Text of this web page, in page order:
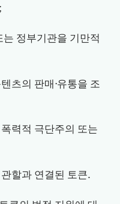
정부기관을 기만적
츠의 판매·유통을 조
력적 극단주의 또는
할과 연결된 토큰.